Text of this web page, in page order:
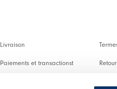
Livraison
Paiements et transactionst